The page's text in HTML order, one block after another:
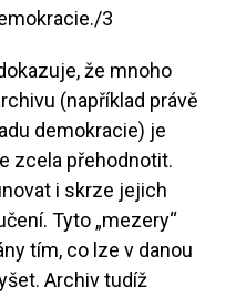
/3
že mnoho
(například právě
demokracie) je
zcela přehodnotit.
i skrze jejich
Tyto „mezery“
tím, co lze v danou
Archiv tudíž